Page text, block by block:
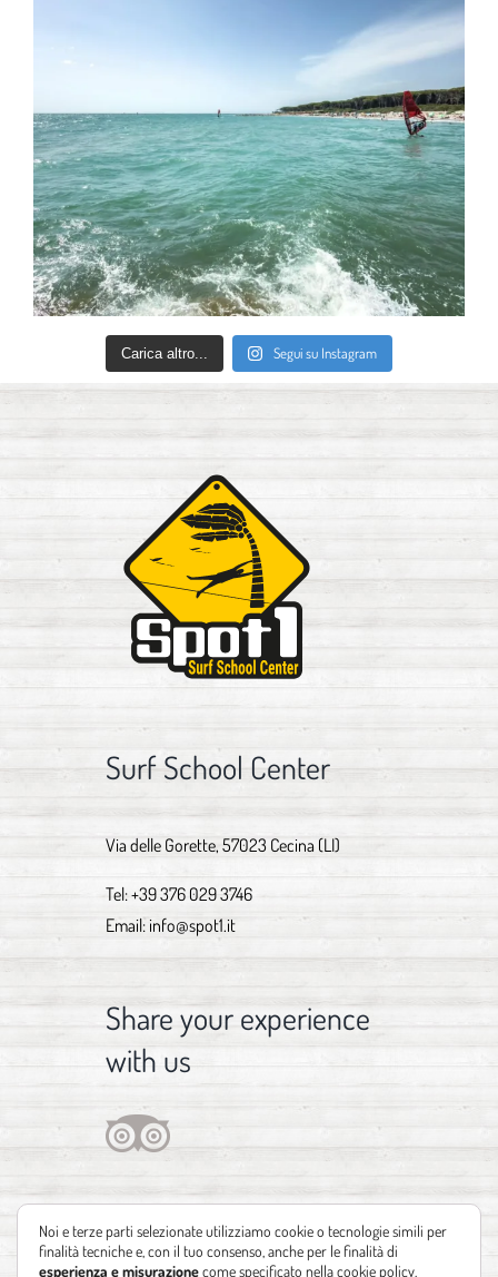
Carica altro... Segui su Instagram
Surf School Center
Via delle Gorette, 57023 Cecina (LI)
Tel:+39 376 029 3746
Email: info@spot1.it
Share your experience
with us
Noi e terze parti selezionate utilizziamo cookie o tecnologie simili per
finalità tecniche e, con il tuo consenso, anche per le finalità di
esperienza e misurazionecome specificato nellacookie policy